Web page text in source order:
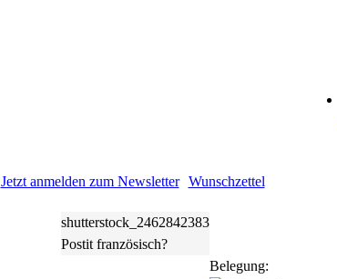
Jetzt anmelden zum Newsletter Wunschzettel
shutterstock_2462842383
Postit französisch?
Belegung: